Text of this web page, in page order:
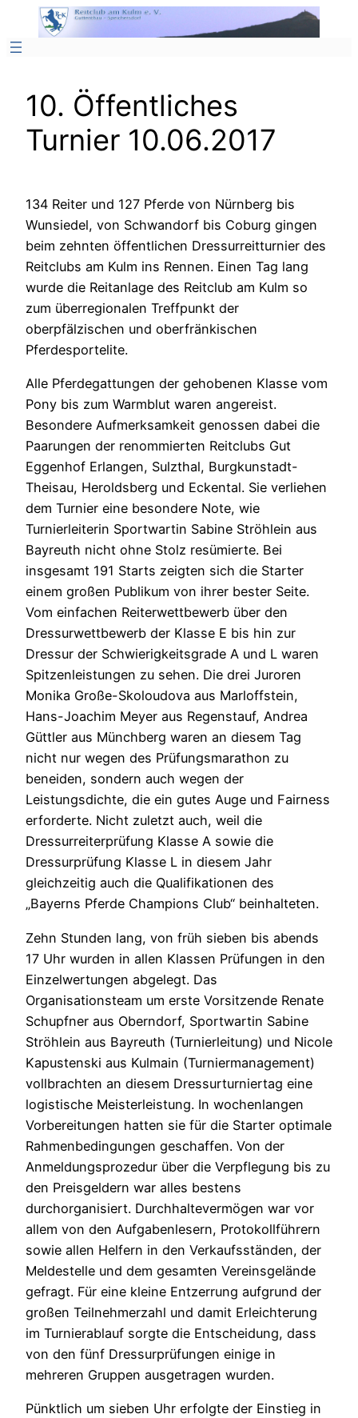
Inhalt
springen
10. Öffentliches
Turnier 10.06.2017
134 Reiter und 127 Pferde von Nürnberg bis
Wunsiedel, von Schwandorf bis Coburg gingen
beim zehnten öffentlichen Dressurreitturnier des
Reitclubs am Kulm ins Rennen. Einen Tag lang
wurde die Reitanlage des Reitclub am Kulm so
zum überregionalen Treffpunkt der
oberpfälzischen und oberfränkischen
Pferdesportelite.
Alle Pferdegattungen der gehobenen Klasse vom
Pony bis zum Warmblut waren angereist.
Besondere Aufmerksamkeit genossen dabei die
Paarungen der renommierten Reitclubs Gut
Eggenhof Erlangen, Sulzthal, Burgkunstadt-
Theisau, Heroldsberg und Eckental. Sie verliehen
dem Turnier eine besondere Note, wie
Turnierleiterin Sportwartin Sabine Ströhlein aus
Bayreuth nicht ohne Stolz resümierte. Bei
insgesamt 191 Starts zeigten sich die Starter
einem großen Publikum von ihrer bester Seite.
Vom einfachen Reiterwettbewerb über den
Dressurwettbewerb der Klasse E bis hin zur
Dressur der Schwierigkeitsgrade A und L waren
Spitzenleistungen zu sehen. Die drei Juroren
Monika Große-Skoloudova aus Marloffstein,
Hans-Joachim Meyer aus Regenstauf, Andrea
Güttler aus Münchberg waren an diesem Tag
nicht nur wegen des Prüfungsmarathon zu
beneiden, sondern auch wegen der
Leistungsdichte, die ein gutes Auge und Fairness
erforderte. Nicht zuletzt auch, weil die
Dressurreiterprüfung Klasse A sowie die
Dressurprüfung Klasse L in diesem Jahr
gleichzeitig auch die Qualifikationen des
„Bayerns Pferde Champions Club“ beinhalteten.
Zehn Stunden lang, von früh sieben bis abends
17 Uhr wurden in allen Klassen Prüfungen in den
Einzelwertungen abgelegt. Das
Organisationsteam um erste Vorsitzende Renate
Schupfner aus Oberndorf, Sportwartin Sabine
Ströhlein aus Bayreuth (Turnierleitung) und Nicole
Kapustenski aus Kulmain (Turniermanagement)
vollbrachten an diesem Dressurturniertag eine
logistische Meisterleistung. In wochenlangen
Vorbereitungen hatten sie für die Starter optimale
Rahmenbedingungen geschaffen. Von der
Anmeldungsprozedur über die Verpflegung bis zu
den Preisgeldern war alles bestens
durchorganisiert. Durchhaltevermögen war vor
allem von den Aufgabenlesern, Protokollführern
sowie allen Helfern in den Verkaufsständen, der
Meldestelle und dem gesamten Vereinsgelände
gefragt. Für eine kleine Entzerrung aufgrund der
großen Teilnehmerzahl und damit Erleichterung
im Turnierablauf sorgte die Entscheidung, dass
von den fünf Dressurprüfungen einige in
mehreren Gruppen ausgetragen wurden.
Pünktlich um sieben Uhr erfolgte der Einstieg in